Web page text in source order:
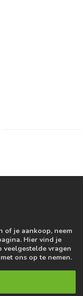
of je aankoop, neem
Hier vind je
veelgestelde vragen
ons op te nemen.